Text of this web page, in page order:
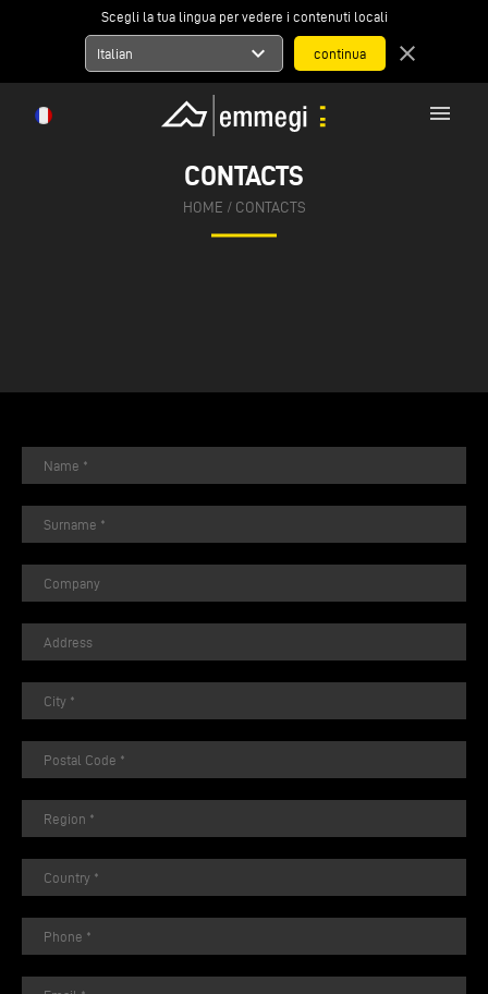
Scegli la tua lingua per vedere i contenuti locali
Italian expand_more close
menu
CONTACTS
HOME / CONTACTS